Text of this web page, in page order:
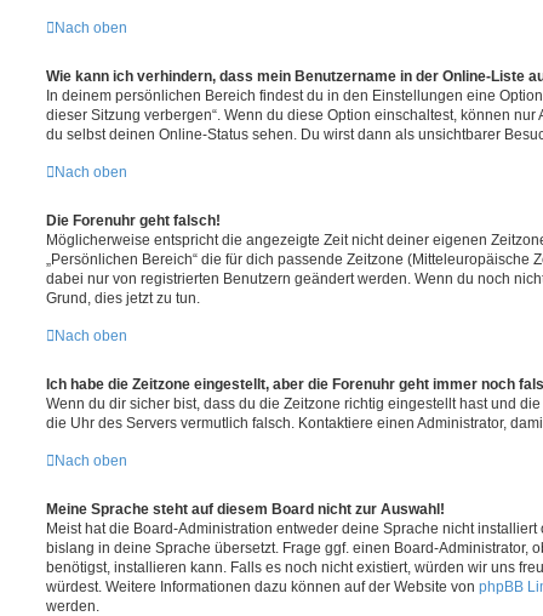
Nach oben
Wie kann ich verhindern, dass mein Benutzername in der Online-Liste
In deinem persönlichen Bereich findest du in den Einstellungen eine
dieser Sitzung verbergen“. Wenn du diese Option einschaltest, können
du selbst deinen Online-Status sehen. Du wirst dann als unsichtbarer
Nach oben
Die Forenuhr geht falsch!
Möglicherweise entspricht die angezeigte Zeit nicht deiner eigenen
„Persönlichen Bereich“ die für dich passende Zeitzone (Mitteleuropäische
dabei nur von registrierten Benutzern geändert werden. Wenn du noch
Grund, dies jetzt zu tun.
Nach oben
Ich habe die Zeitzone eingestellt, aber die Forenuhr geht immer noch
Wenn du dir sicher bist, dass du die Zeitzone richtig eingestellt hast und
die Uhr des Servers vermutlich falsch. Kontaktiere einen Administrator,
Nach oben
Meine Sprache steht auf diesem Board nicht zur Auswahl!
Meist hat die Board-Administration entweder deine Sprache nicht
bislang in deine Sprache übersetzt. Frage ggf. einen Board-Administrator,
benötigst, installieren kann. Falls es noch nicht existiert, würden wir uns
würdest. Weitere Informationen dazu können auf der Website von phpBB
werden.